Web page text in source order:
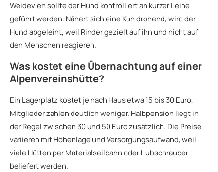
Weidevieh sollte der Hund kontrolliert an kurzer Leine
geführt werden. Nähert sich eine Kuh drohend, wird der
Hund abgeleint, weil Rinder gezielt auf ihn und nicht auf
den Menschen reagieren.
Was kostet eine Übernachtung auf einer
Alpenvereinshütte?
Ein Lagerplatz kostet je nach Haus etwa 15 bis 30 Euro,
Mitglieder zahlen deutlich weniger. Halbpension liegt in
der Regel zwischen 30 und 50 Euro zusätzlich. Die Preise
variieren mit Höhenlage und Versorgungsaufwand, weil
viele Hütten per Materialseilbahn oder Hubschrauber
beliefert werden.